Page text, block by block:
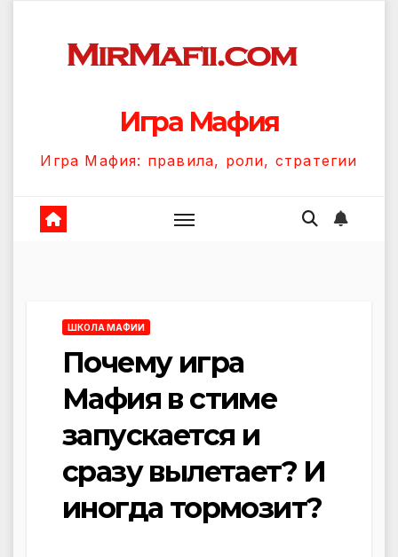
содержанию
Игра Мафия
Игра Мафия: правила, роли, стратегии
ШКОЛА МАФИИ
Почему игра
Мафия в стиме
запускается и
сразу вылетает? И
иногда тормозит?